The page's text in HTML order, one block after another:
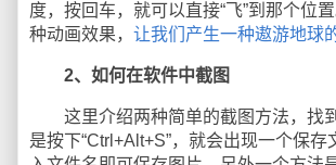
度，按回车，就可以直接“飞”到那个位
种动画效果， 让我们产生一种遨游地球
2、如何在软件中截图
这里介绍两种简单的截图方法，找到
是按下“Ctrl+Alt+S”，就会出现一个保存